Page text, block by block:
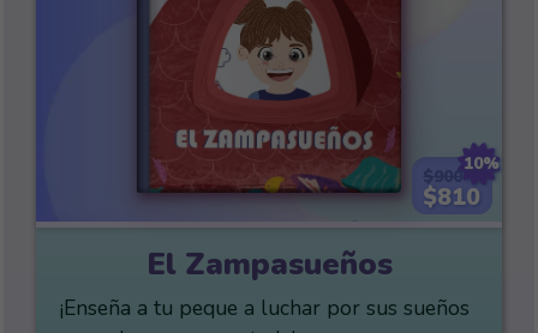
10%
$900
$810
El Zampasueños
¡Enseña a tu peque a luchar por sus sueños